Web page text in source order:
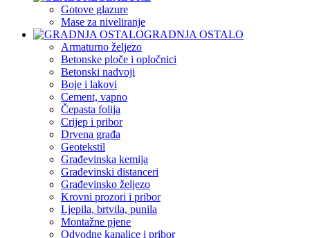
Gotove glazure
Mase za niveliranje
GRADNJA OSTALO
Armaturno željezo
Betonske ploče i opločnici
Betonski nadvoji
Boje i lakovi
Cement, vapno
Čepasta folija
Crijep i pribor
Drvena građa
Geotekstil
Građevinska kemija
Građevinski distanceri
Građevinsko željezo
Krovni prozori i pribor
Ljepila, brtvila, punila
Montažne pjene
Odvodne kanalice i pribor